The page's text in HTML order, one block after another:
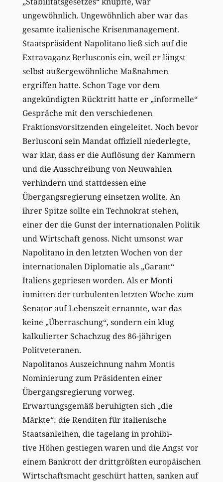
ungewöhnlich. Ungewöhnlich aber war das
gesamte italienische Krisenmanagement.
Staatspräsident Napolitano ließ sich auf die
Extravaganz Berlusconis ein, weil er längst
selbst außergewöhnliche Maßnahmen
ergriffen hatte. Schon Tage vor dem
angekündigten Rücktritt hatte er „informelle“
Gespräche mit den verschiedenen
Fraktionsvorsitzenden eingeleitet. Noch bevor
Berlusconi sein Mandat offiziell niederlegte,
war klar, dass er die Auflösung der Kammern
und die Ausschreibung von Neuwahlen
verhindern und stattdessen eine
Übergangsregierung einsetzen wollte. An
ihrer Spitze sollte ein Technokrat stehen,
einer der die Gunst der internationalen Politik
und Wirtschaft genoss. Nicht umsonst war
Napolitano in den letzten Wochen von der
internationalen Diplomatie als „Garant“
Italiens gepriesen worden. Als er Monti
inmitten der turbulenten letzten Woche zum
Senator auf Lebenszeit ernannte, war das
keine „Überraschung“, sondern ein klug
kalkulierter Schachzug des 86-jährigen
Politveteranen.
Napolitanos Auszeichnung nahm Montis
Nominierung zum Präsidenten einer
Übergangsregierung vorweg.
Erwartungsgemäß beruhigten sich „die
Märkte“: die Renditen für italienische
Staatsanleihen, die tagelang in prohibi-
tive Höhen gestiegen waren und die Angst vor
einem Bankrott der drittgrößten europäischen
Wirtschaftsmacht geschürt hatten, sanken auf